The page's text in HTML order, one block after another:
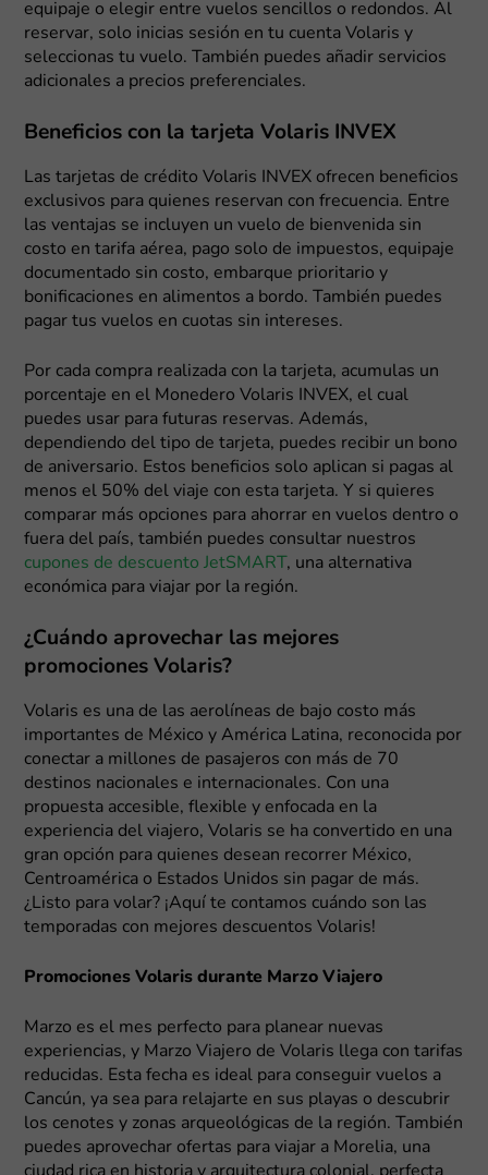
equipaje o elegir entre vuelos sencillos o redondos. Al
reservar, solo inicias sesión en tu cuenta Volaris y
seleccionas tu vuelo. También puedes añadir servicios
adicionales a precios preferenciales.
Beneficios con la tarjeta Volaris INVEX
Las tarjetas de crédito Volaris INVEX ofrecen beneficios
exclusivos para quienes reservan con frecuencia. Entre
las ventajas se incluyen un vuelo de bienvenida sin
costo en tarifa aérea, pago solo de impuestos, equipaje
documentado sin costo, embarque prioritario y
bonificaciones en alimentos a bordo. También puedes
pagar tus vuelos en cuotas sin intereses.
Por cada compra realizada con la tarjeta, acumulas un
porcentaje en el Monedero Volaris INVEX, el cual
puedes usar para futuras reservas. Además,
dependiendo del tipo de tarjeta, puedes recibir un bono
de aniversario. Estos beneficios solo aplican si pagas al
menos el 50% del viaje con esta tarjeta. Y si quieres
comparar más opciones para ahorrar en vuelos dentro o
fuera del país, también puedes consultar nuestros
cupones de descuento JetSMART , una alternativa
económica para viajar por la región.
¿Cuándo aprovechar las mejores
promociones Volaris?
Volaris es una de las aerolíneas de bajo costo más
importantes de México y América Latina, reconocida por
conectar a millones de pasajeros con más de 70
destinos nacionales e internacionales. Con una
propuesta accesible, flexible y enfocada en la
experiencia del viajero, Volaris se ha convertido en una
gran opción para quienes desean recorrer México,
Centroamérica o Estados Unidos sin pagar de más.
¿Listo para volar? ¡Aquí te contamos cuándo son las
temporadas con mejores descuentos Volaris!
Promociones Volaris durante Marzo Viajero
Marzo es el mes perfecto para planear nuevas
experiencias, y Marzo Viajero de Volaris llega con tarifas
reducidas. Esta fecha es ideal para conseguir vuelos a
Cancún, ya sea para relajarte en sus playas o descubrir
los cenotes y zonas arqueológicas de la región. También
puedes aprovechar ofertas para viajar a Morelia, una